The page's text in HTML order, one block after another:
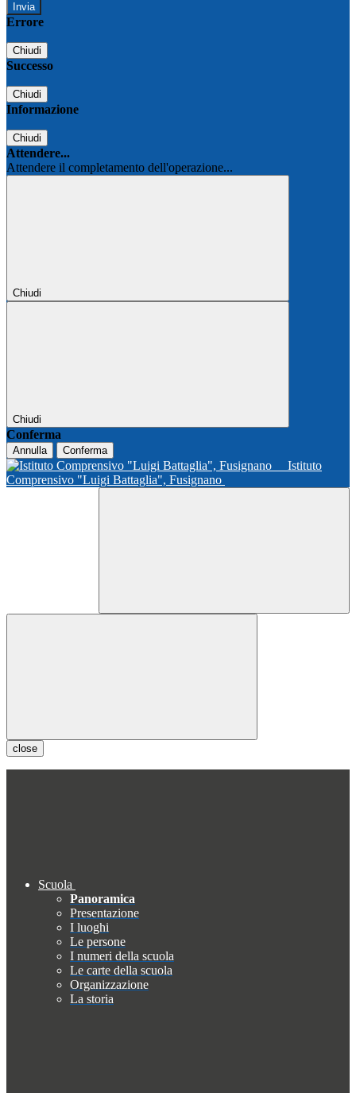
Errore
Chiudi
Successo
Chiudi
Informazione
Chiudi
Attendere...
Attendere il completamento dell'operazione...
Chiudi
Chiudi
Conferma
Annulla Conferma
Istituto
Comprensivo "Luigi Battaglia", Fusignano
close
Scuola
Panoramica
Presentazione
I luoghi
Le persone
I numeri della scuola
Le carte della scuola
Organizzazione
La storia